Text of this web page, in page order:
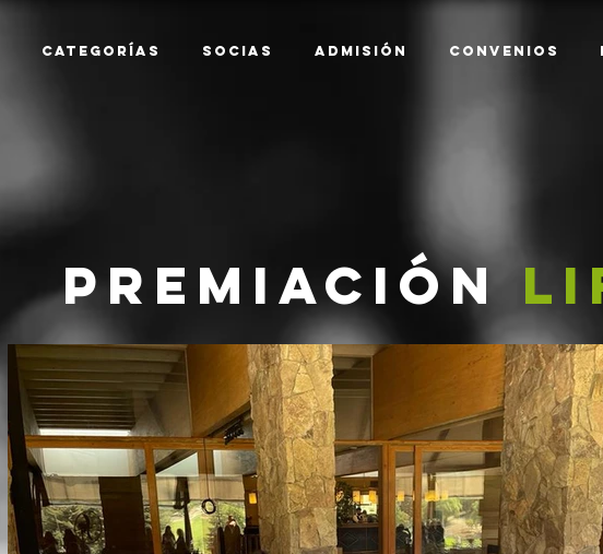
Categorías Socias ADMISIÓN CONVENIOS
Premiación